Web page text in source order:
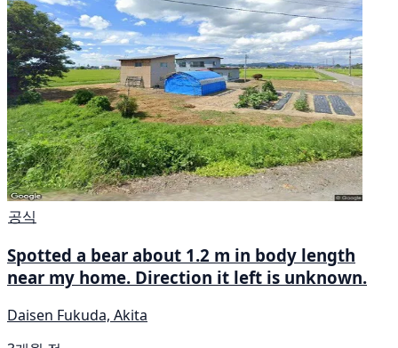
공식
Spotted a bear about 1.2 m in body length
near my home. Direction it left is unknown.
Daisen Fukuda, Akita